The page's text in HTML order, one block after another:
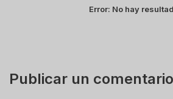
Error: No hay
Publicar un comentario